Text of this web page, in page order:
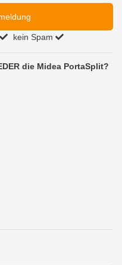
kein Spam
die Midea PortaSplit?